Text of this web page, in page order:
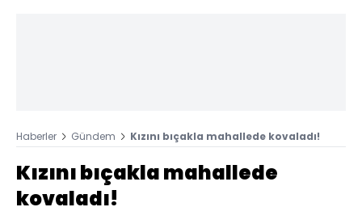
Haberler Gündem Kızını bıçakla mahallede kovaladı!
Kızını bıçakla mahallede
kovaladı!